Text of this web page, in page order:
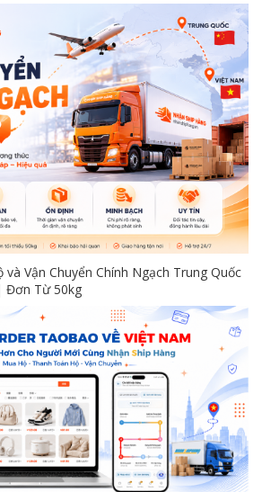
Vận Chuyển Chính Ngạch Trung Quốc
Đơn Từ 50kg